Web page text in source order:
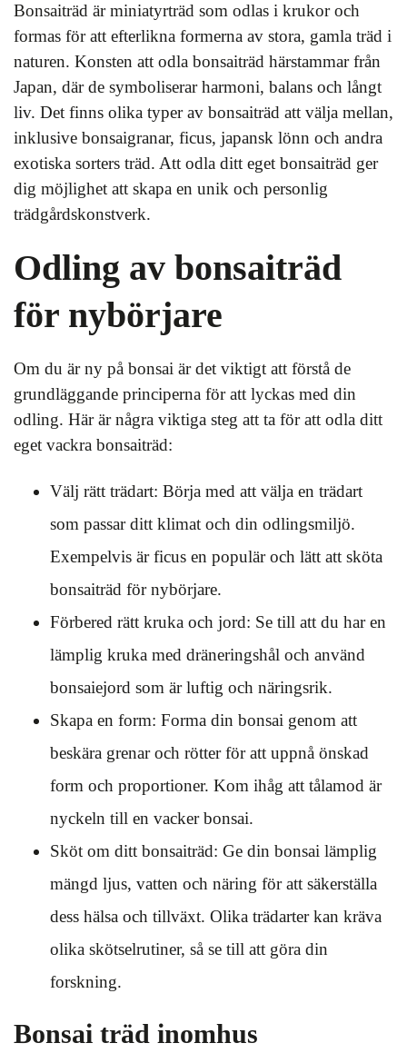
Bonsaiträd är miniatyrträd som odlas i krukor och
formas för att efterlikna formerna av stora, gamla träd i
naturen. Konsten att odla bonsaiträd härstammar från
Japan, där de symboliserar harmoni, balans och långt
liv. Det finns olika typer av bonsaiträd att välja mellan,
inklusive bonsaigranar, ficus, japansk lönn och andra
exotiska sorters träd. Att odla ditt eget bonsaiträd ger
dig möjlighet att skapa en unik och personlig
trädgårdskonstverk.
Odling av bonsaiträd
för nybörjare
Om du är ny på bonsai är det viktigt att förstå de
grundläggande principerna för att lyckas med din
odling. Här är några viktiga steg att ta för att odla ditt
eget vackra bonsaiträd:
Välj rätt trädart: Börja med att välja en trädart
som passar ditt klimat och din odlingsmiljö.
Exempelvis är ficus en populär och lätt att sköta
bonsaiträd för nybörjare.
Förbered rätt kruka och jord: Se till att du har en
lämplig kruka med dräneringshål och använd
bonsaiejord som är luftig och näringsrik.
Skapa en form: Forma din bonsai genom att
beskära grenar och rötter för att uppnå önskad
form och proportioner. Kom ihåg att tålamod är
nyckeln till en vacker bonsai.
Sköt om ditt bonsaiträd: Ge din bonsai lämplig
mängd ljus, vatten och näring för att säkerställa
dess hälsa och tillväxt. Olika trädarter kan kräva
olika skötselrutiner, så se till att göra din
forskning.
Bonsai träd inomhus